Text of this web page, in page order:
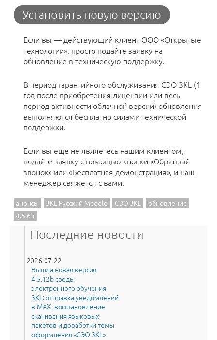
Установить новую версию
Если вы — действующий клиент ООО «Открытые
технологии», просто подайте заявку на
обновление в техническую поддержку.
В период гарантийного обслуживания СЭО 3KL (1
год после приобретения лицензии или весь
период активности облачной версии) обновления
выполняются бесплатно силами технической
поддержки.
Если вы еще не являетесь нашим клиентом,
подайте заявку с помощью кнопки «Обратный
звонок» или «Бесплатная демонстрация», и наш
менеджер свяжется с вами.
анонсы 3KL Русский Moodle СЭО 3KL
обновление
4.5.6b
Последние новости
2026-07-22
Вышла новая версия
4.5.12b среды
электронного обучения
3KL: отправка уведомлений
в MAX, восстановление
скачивания языковых
пакетов и доработки темы
оформления «СЭО 3KL»